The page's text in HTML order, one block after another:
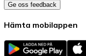
Ge oss feedback
Hämta mobilappen